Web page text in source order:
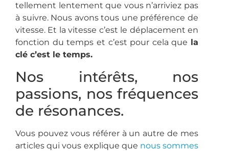
tellement lentement que vous n’arriviez pas
à suivre. Nous avons tous une préférence de
vitesse. Et la vitesse c’est le déplacement en
fonction du temps et c’est pour cela que la
clé c’est le temps.
Nos intérêts, nos
passions, nos fréquences
de résonances.
Vous pouvez vous référer à un autre de mes
articles qui vous explique que nous sommes